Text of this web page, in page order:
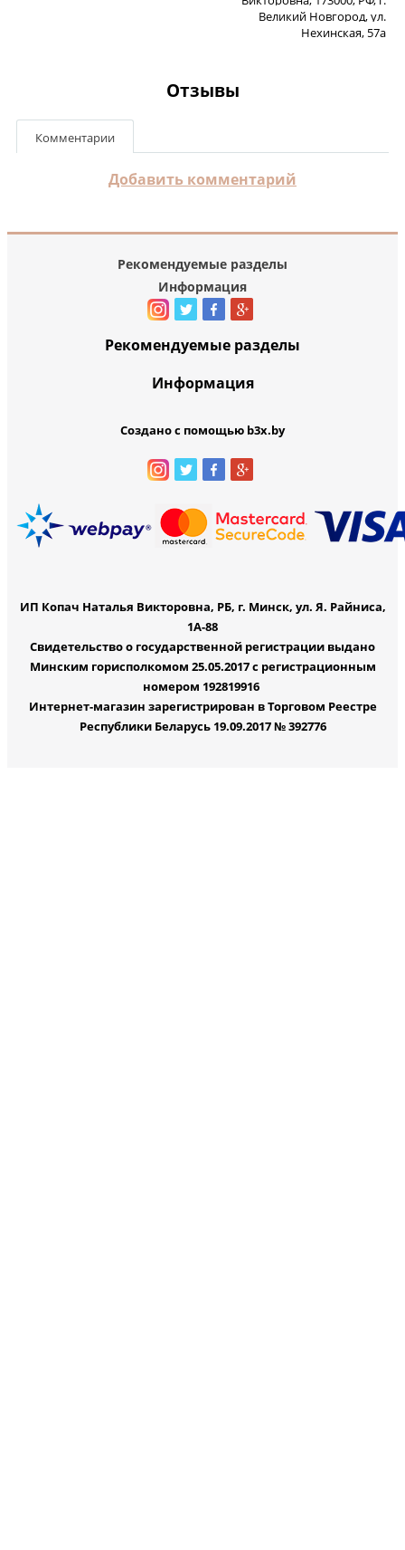
Великий Новгород, ул.
Нехинская, 57а
Отзывы
Комментарии
Добавить комментарий
Рекомендуемые разделы
Информация
Рекомендуемые разделы
Информация
Создано с помощью b3x.by
ИП Копач Наталья Викторовна, РБ, г. Минск, ул. Я. Райниса,
1А-88
Свидетельство о государственной регистрации выдано
Минским горисполкомом 25.05.2017 с регистрационным
номером 192819916
Интернет-магазин зарегистрирован в Торговом Реестре
Республики Беларусь 19.09.2017 № 392776